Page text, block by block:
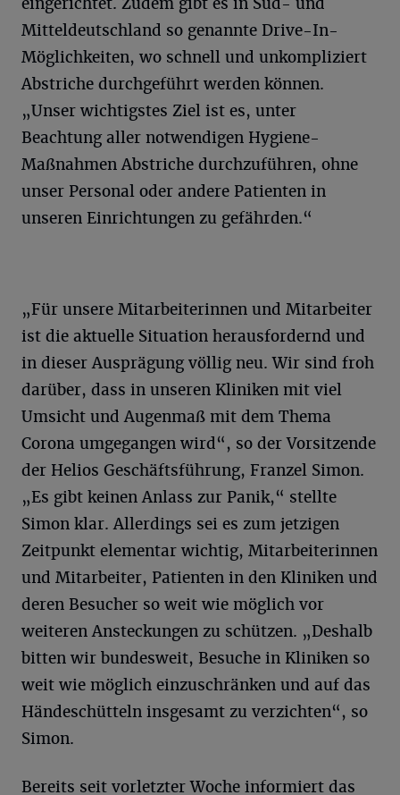
Mitteldeutschland so genannte Drive-In-
Möglichkeiten, wo schnell und unkompliziert
Abstriche durchgeführt werden können.
„Unser wichtigstes Ziel ist es, unter
Beachtung aller notwendigen Hygiene-
Maßnahmen Abstriche durchzuführen, ohne
unser Personal oder andere Patienten in
unseren Einrichtungen zu gefährden.“
„Für unsere Mitarbeiterinnen und Mitarbeiter
ist die aktuelle Situation herausfordernd und
in dieser Ausprägung völlig neu. Wir sind froh
darüber, dass in unseren Kliniken mit viel
Umsicht und Augenmaß mit dem Thema
Corona umgegangen wird“, so der Vorsitzende
der Helios Geschäftsführung, Franzel Simon.
„Es gibt keinen Anlass zur Panik,“ stellte
Simon klar. Allerdings sei es zum jetzigen
Zeitpunkt elementar wichtig, Mitarbeiterinnen
und Mitarbeiter, Patienten in den Kliniken und
deren Besucher so weit wie möglich vor
weiteren Ansteckungen zu schützen. „Deshalb
bitten wir bundesweit, Besuche in Kliniken so
weit wie möglich einzuschränken und auf das
Händeschütteln insgesamt zu verzichten“, so
Simon.
Bereits seit vorletzter Woche informiert das